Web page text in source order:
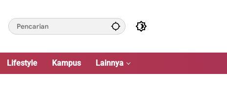
Lifestyle Kampus Lainnya